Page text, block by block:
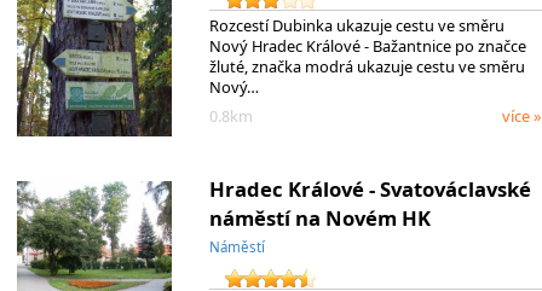
Rozcestí Dubinka ukazuje cestu ve směru
Nový Hradec Králové - Bažantnice po značce
žluté, značka modrá ukazuje cestu ve směru
Nový…
0.8km
více »
Hradec Králové - Svatováclavské
náměstí na Novém HK
Náměstí